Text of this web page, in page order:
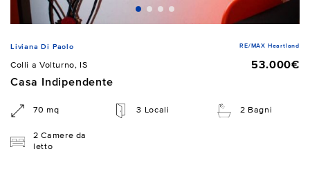
Liviana Di Paolo RE/MAX Heartland
Colli a Volturno, IS
53.000€
Casa Indipendente
70 mq 3 Locali 2 Bagni
2 Camere da
letto